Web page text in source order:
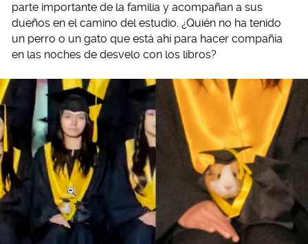
parte importante de la familia y acompañan a sus
dueños en el camino del estudio. ¿Quién no ha tenido
un perro o un gato que está ahí para hacer compañía
en las noches de desvelo con los libros?